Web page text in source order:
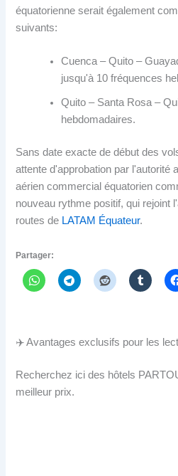
équatorienne serait également
suivants:
Cuenca – Quito –
jusqu'à 10 fréquences
Quito – Santa Rosa –
hebdomadaires.
Sans date exacte de début des
attente d'approbation par l'autorité
aérien commercial équatorien
nouveau rythme positif, qui rejoint
routes de LATAM Équateur.
Partager:
✈️ Avantages exclusifs pour les
Recherchez ici des hôtels
meilleur prix.